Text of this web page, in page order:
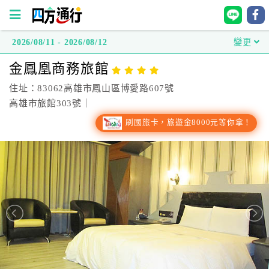
方
通
行
訂
房
直
2026/08/11 - 2026/08/12 變更
金鳳凰商務旅館
住址：83062高雄市鳳山區博愛路607號
高雄市旅館303號｜
刷國旅卡，旅遊金8000元等你拿！